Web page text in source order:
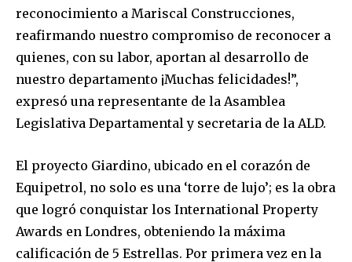
reconocimiento a Mariscal Construcciones,
reafirmando nuestro compromiso de reconocer a
quienes, con su labor, aportan al desarrollo de
nuestro departamento ¡Muchas felicidades!”,
expresó una representante de la Asamblea
Legislativa Departamental y secretaria de la ALD.
El proyecto Giardino, ubicado en el corazón de
Equipetrol, no solo es una ‘torre de lujo’; es la obra
que logró conquistar los International Property
Awards en Londres, obteniendo la máxima
calificación de 5 Estrellas. Por primera vez en la